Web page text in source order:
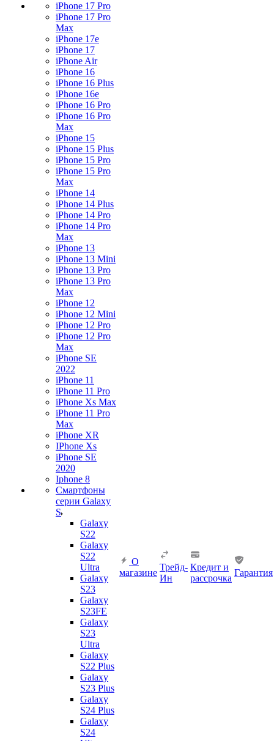
iPhone 17 Pro
iPhone 17 Pro
Max
iPhone 17e
iPhone 17
iPhone Air
iPhone 16
iPhone 16 Plus
iPhone 16e
iPhone 16 Pro
iPhone 16 Pro
Max
iPhone 15
iPhone 15 Plus
iPhone 15 Pro
iPhone 15 Pro
Max
iPhone 14
iPhone 14 Plus
iPhone 14 Pro
iPhone 14 Pro
Max
iPhone 13
iPhone 13 Mini
iPhone 13 Pro
iPhone 13 Pro
Max
iPhone 12
iPhone 12 Mini
iPhone 12 Pro
iPhone 12 Pro
Max
iPhone SE
2022
iPhone 11
iPhone 11 Pro
iPhone Xs Max
iPhone 11 Pro
Max
iPhone XR
IPhone Xs
iPhone SE
2020
Iphone 8
Смартфоны
серии Galaxy
S
Galaxy
S22
Galaxy
S22
Ultra
Galaxy
S23
Galaxy
S23FE
Galaxy
S23
Ultra
Galaxy
S22 Plus
Galaxy
S23 Plus
Galaxy
S24 Plus
Galaxy
S24
О
магазине
Трейд-
Ин
Кредит и
рассрочка
Гарантия